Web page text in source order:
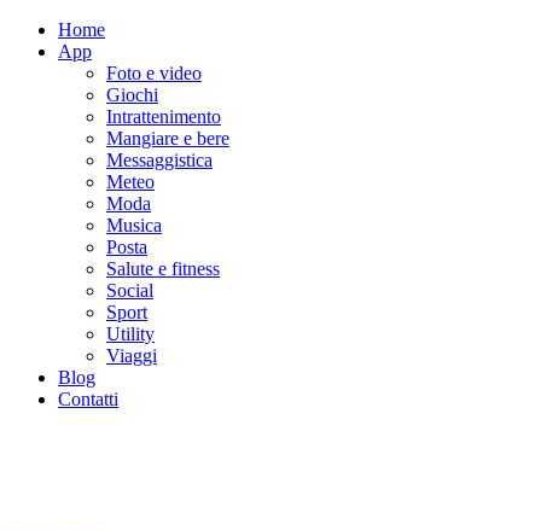
Home
App
Foto e video
Giochi
Intrattenimento
Mangiare e bere
Messaggistica
Meteo
Moda
Musica
Posta
Salute e fitness
Social
Sport
Utility
Viaggi
Blog
Contatti